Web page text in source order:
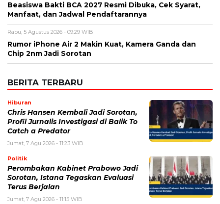
Beasiswa Bakti BCA 2027 Resmi Dibuka, Cek Syarat,
Manfaat, dan Jadwal Pendaftarannya
Rabu, 5 Agustus 2026 - 09:29 WIB
Rumor iPhone Air 2 Makin Kuat, Kamera Ganda dan
Chip 2nm Jadi Sorotan
BERITA TERBARU
Hiburan
Chris Hansen Kembali Jadi Sorotan,
Profil Jurnalis Investigasi di Balik To
Catch a Predator
Jumat, 7 Agu 2026 - 11:23 WIB
Politik
Perombakan Kabinet Prabowo Jadi
Sorotan, Istana Tegaskan Evaluasi
Terus Berjalan
Jumat, 7 Agu 2026 - 11:15 WIB